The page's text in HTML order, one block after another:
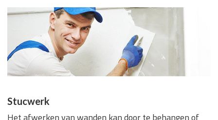
Stucwerk
Het afwerken van wanden kan door te behangen of